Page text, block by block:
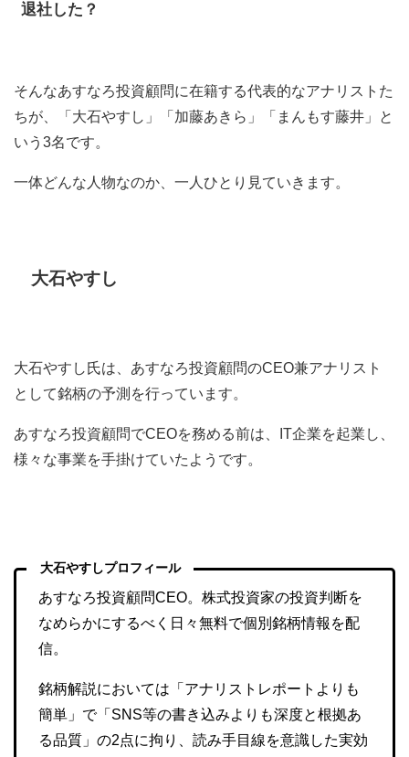
退社した？
そんなあすなろ投資顧問に在籍する代表的なアナリストた
ちが、「大石やすし」「加藤あきら」「まんもす藤井」と
いう3名です。
一体どんな人物なのか、一人ひとり見ていきます。
大石やすし
大石やすし氏は、あすなろ投資顧問のCEO兼アナリスト
として銘柄の予測を行っています。
あすなろ投資顧問でCEOを務める前は、IT企業を起業し、
様々な事業を手掛けていたようです。
大石やすしプロフィール
あすなろ投資顧問CEO。株式投資家の投資判断を
なめらかにするべく日々無料で個別銘柄情報を配
信。
銘柄解説においては「アナリストレポートよりも
簡単」で「SNS等の書き込みよりも深度と根拠あ
る品質」の2点に拘り、読み手目線を意識した実効